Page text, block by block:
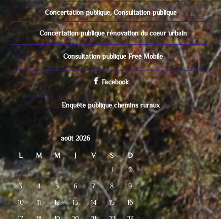
Concertation publique, Consultation publique
Concertation publique rénovation du coeur urbain
Consultation publique Free Mobile
Facebook
Enquête publique chemins ruraux
août 2026
L M M J V S
D
1
2
3 4 5 6 7 8 9
10 11 12 13 14 15 16